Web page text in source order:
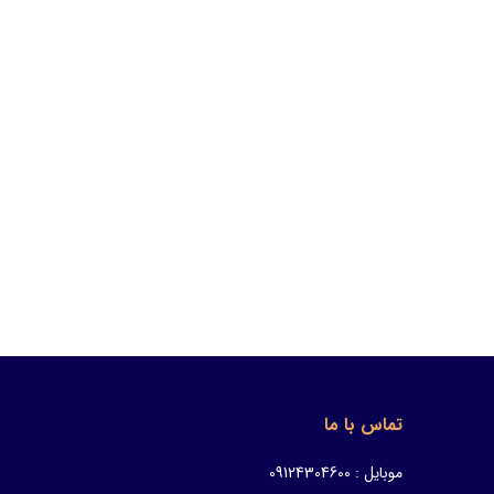
تماس با ما
موبایل : 09124304600